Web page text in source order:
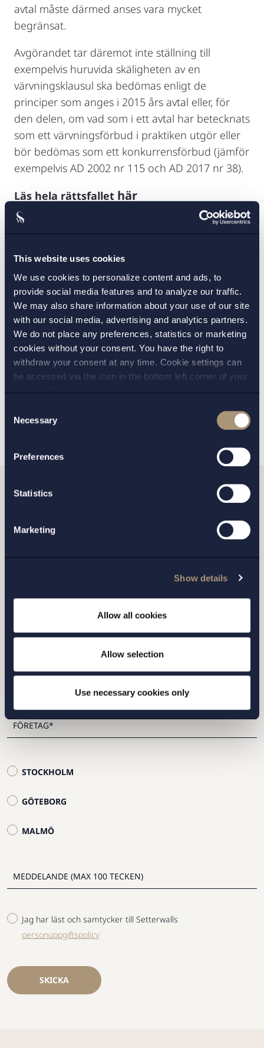
This website uses cookies
We use cookies to personalize content and ads, to
provide social media features and to analyze our traffic.
We may also share information about your use of our site
with our social media, advertising and analytics partners.
We do not place any preferences, statistics or marketing
cookies without your consent. You have the right to
withdraw your consent at any time. Cookie settings can
be accessed via the icon in the bottom left corner of your
screen. Should you choose to not consent we will only
andprivacy policy
for more details on cookies and our
Selection
Necessary
Preferences
Statistics
Marketing
Show details
Allow all cookies
Allow selection
Use necessary cookies only
avtal måste därmed anses vara mycket
begränsat.
Avgörandet tar däremot inte ställning till
exempelvis huruvida skäligheten av en
värvningsklausul ska bedömas enligt de
principer som anges i 2015 års avtal eller, för
den delen, om vad som i ett avtal har betecknats
som ett värvningsförbud i praktiken utgör eller
bör bedömas som ett konkurrensförbud (jämför
exempelvis AD 2002 nr 115 och AD 2017 nr 38).
Läs hela rättsfallet här
KONTAKT:
Fanny Schön
VERKSAMHETSOMRÅDE:
Arbetsrätt
STOCKHOLM
GÖTEBORG
MALMÖ
Jag har läst och samtycker till Setterwalls
personuppgiftspolicy
SKICKA
Vill du komma i kontakt
med oss?
Fyll i formuläret samt vilket kontor du vill bli
kontaktad av, så hör vi av oss inom kort.